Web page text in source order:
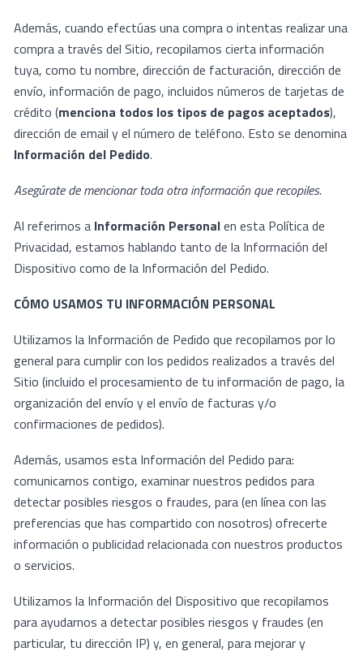
Además, cuando efectúas una compra o intentas realizar una
compra a través del Sitio, recopilamos cierta información
tuya, como tu nombre, dirección de facturación, dirección de
envío, información de pago, incluidos números de tarjetas de
crédito (menciona todos los tipos de pagos aceptados),
dirección de email y el número de teléfono. Esto se denomina
Información del Pedido.
Asegúrate de mencionar toda otra información que recopiles.
Al referirnos a Información Personalen esta Política de
Privacidad, estamos hablando tanto de la Información del
Dispositivo como de la Información del Pedido.
CÓMO USAMOS TU INFORMACIÓN PERSONAL
Utilizamos la Información de Pedido que recopilamos por lo
general para cumplir con los pedidos realizados a través del
Sitio (incluido el procesamiento de tu información de pago, la
organización del envío y el envío de facturas y/o
confirmaciones de pedidos).
Además, usamos esta Información del Pedido para:
comunicarnos contigo, examinar nuestros pedidos para
detectar posibles riesgos o fraudes, para (en línea con las
preferencias que has compartido con nosotros) ofrecerte
información o publicidad relacionada con nuestros productos
o servicios.
Utilizamos la Información del Dispositivo que recopilamos
para ayudarnos a detectar posibles riesgos y fraudes (en
particular, tu dirección IP) y, en general, para mejorar y